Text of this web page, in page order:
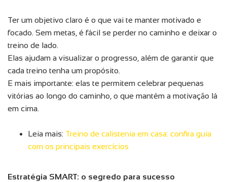
Ter um objetivo claro é o que vai te manter motivado e
focado. Sem metas, é fácil se perder no caminho e deixar o
treino de lado.
Elas ajudam a visualizar o progresso, além de garantir que
cada treino tenha um propósito.
E mais importante: elas te permitem celebrar pequenas
vitórias ao longo do caminho, o que mantém a motivação lá
em cima.
Leia mais: Treino de calistenia em casa: confira guia
com os principais exercícios
Estratégia SMART: o segredo para sucesso